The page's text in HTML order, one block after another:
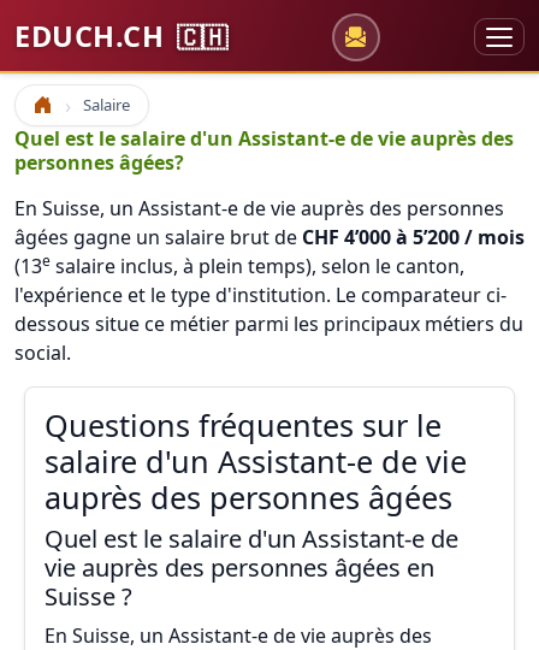
EDUCH.CH 🇨🇭
Accueil Salaire
Quel est le salaire d'un Assistant-e de vie auprès des
personnes âgées?
En Suisse, un Assistant-e de vie auprès des personnes
âgées gagne un salaire brut de CHF 4’000 à 5’200 / mois
(13e salaire inclus, à plein temps), selon le canton,
l'expérience et le type d'institution. Le comparateur ci-
dessous situe ce métier parmi les principaux métiers du
social.
Questions fréquentes sur le
salaire d'un Assistant-e de vie
auprès des personnes âgées
Quel est le salaire d'un Assistant-e de
vie auprès des personnes âgées en
Suisse ?
En Suisse, un Assistant-e de vie auprès des